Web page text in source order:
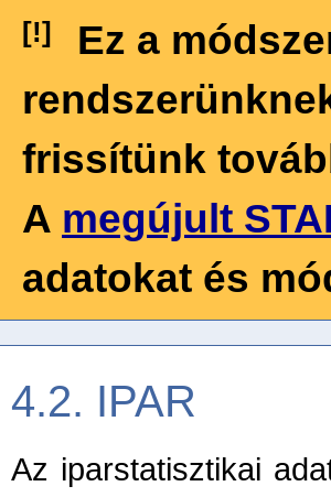
[!]
Ez a
frissítünk
A megújult
adatokat és
4.2. IPAR
Az iparstatisztikai